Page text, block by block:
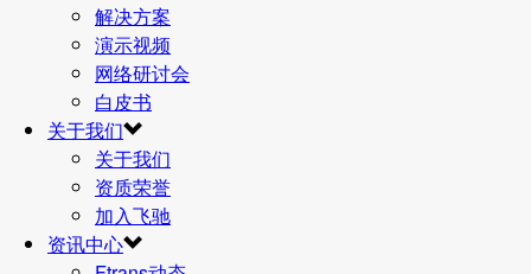
解决方案
演示视频
网络研讨会
白皮书
关于我们
关于我们
资质荣誉
加入飞驰
资讯中心